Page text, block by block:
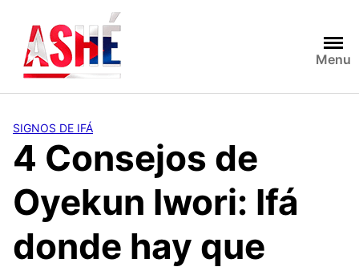
contenido
Menu
SIGNOS DE IFÁ
4 Consejos de
Oyekun Iwori: Ifá
donde hay que